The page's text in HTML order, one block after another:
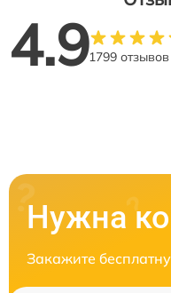
4.91799 отзывов
Нужна
Закажите